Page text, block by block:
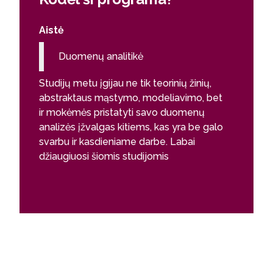
Aistė
Duomenų analitikė
Studijų metu įgijau ne tik teorinių žinių,
abstraktaus mąstymo, modeliavimo, bet
ir mokėmės pristatyti savo duomenų
analizės įžvalgas kitiems, kas yra be galo
svarbu ir kasdieniame darbe. Labai
džiaugiuosi šiomis studijomis